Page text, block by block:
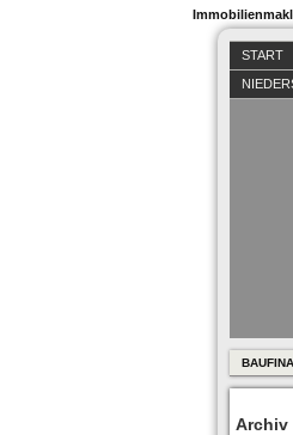
START
Archiv